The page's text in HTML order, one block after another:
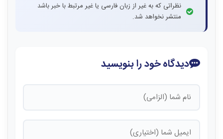
نظراتی که به غیر از زبان فارسی یا غیر مرتبط با خبر باشد
منتشر نخواهد شد.
دیدگاه خود را بنویسید